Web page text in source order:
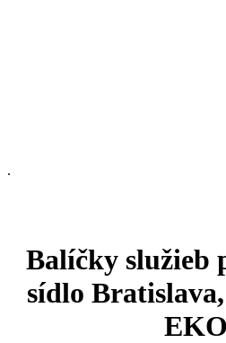
.
Balíčky služieb
sídlo